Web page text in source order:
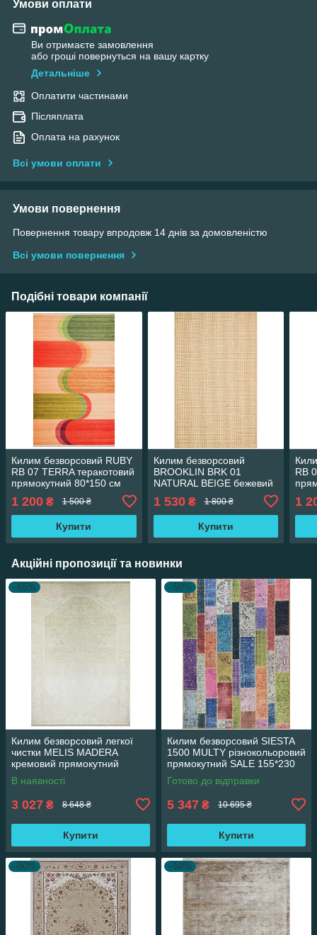
Умови оплати
Ви отримаєте замовлення
або гроші повернуться на вашу картку
Детальніше
Оплатити частинами
Післяплата
Оплата на рахунок
Всі умови оплати
Умови повернення
Повернення товару впродовж 14 днів за домовленістю
Всі умови повернення
Подібні товари компанії
Килим безворсовий RUBY
RB 07 TERRA теракотовий
прямокутний 80*150 см
1 200 ₴ 1 500 ₴
Купити
Килим безворсовий
BROOKLIN BRK 01
NATURAL BEIGE бежевий
прямокутний SALE 80*150
см
1 530₴ 1 800 ₴
Купити
RB
1
Акційні пропозиції та новинки
–65%
Килим безворсовий легкої
чистки MELIS MADERA
кремовий прямокутний
160*230 см
В наявності
3 027 ₴ 8 648 ₴
Купити
–50%
Килим безворсовий SIESTA
1500 MULTY різнокольоровий
прямокутний SALE 155*230
см
Готово до відправки
5 347 ₴ 10 695 ₴
Купити
–50% –50%